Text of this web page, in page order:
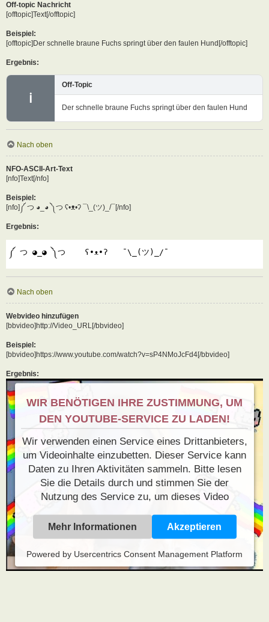
Off-topic Nachricht
[offtopic]Text[/offtopic]
Beispiel:
[offtopic]Der schnelle braune Fuchs springt über den faulen Hund[/offtopic]
Ergebnis:
ℹ
Off-Topic
Der schnelle braune Fuchs springt über den faulen Hund
Nach oben
NFO-ASCII-Art-Text
[nfo]Text[/nfo]
Beispiel:
[nfo]༼ つ ◕_◕ ༽つ ʕ•ᴥ•ʔ ¯\_(ツ)_/¯[/nfo]
Ergebnis:
༼ つ ◕_◕ ༽つ    ʕ•ᴥ•ʔ   ¯\_(ツ)_/¯
Nach oben
Webvideo hinzufügen
[bbvideo]http://Video_URL[/bbvideo]
Beispiel:
[bbvideo]https://www.youtube.com/watch?v=sP4NMoJcFd4[/bbvideo]
Ergebnis:
WIR BENÖTIGEN IHRE ZUSTIMMUNG, UM
DEN YOUTUBE-SERVICE ZU LADEN!
Wir verwenden einen Service eines Drittanbieters,
um Videoinhalte einzubetten. Dieser Service kann
Daten zu Ihren Aktivitäten sammeln. Bitte lesen
Sie die Details durch und stimmen Sie der
Nutzung des Service zu, um dieses Video
Mehr Informationen Akzeptieren
Powered by Usercentrics Consent Management Platform